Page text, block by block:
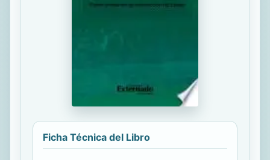
Ficha Técnica del Libro